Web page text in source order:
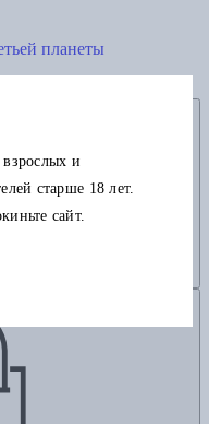
планеты
и
старше 18 лет.
сайт.